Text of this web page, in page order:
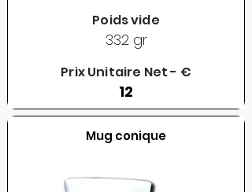
Poids vide
332 gr
Prix Unitaire Net - €
12
Mug conique